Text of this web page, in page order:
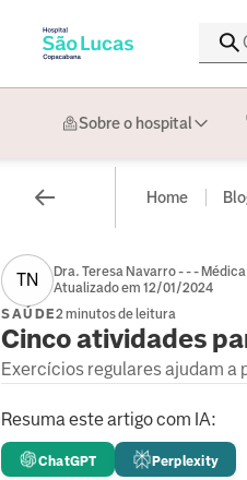
Sobre o hospital
Home
TN
Dra. Teresa Navarro - - - Médica
Atualizado em 12/01/2024
SAÚDE2 minutos de leitura
Cinco atividades
Exercícios regulares ajudam
Resuma este artigo com IA:
ChatGPT Perplexity